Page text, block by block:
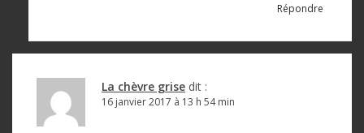
Répondre
La chèvre grise dit :
16 janvier 2017 à 13 h 54 min